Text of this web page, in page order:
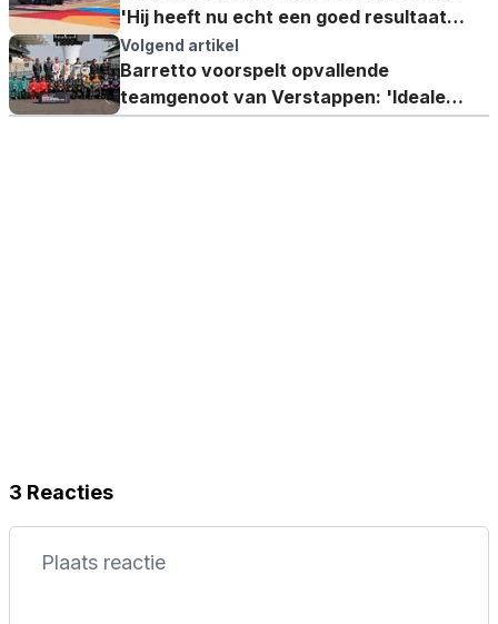
'Hij heeft nu echt een goed resultaat
nodig'
Volgend artikel
Barretto voorspelt opvallende
teamgenoot van Verstappen: 'Ideale
omgeving voor hem opgezet'
3 Reacties